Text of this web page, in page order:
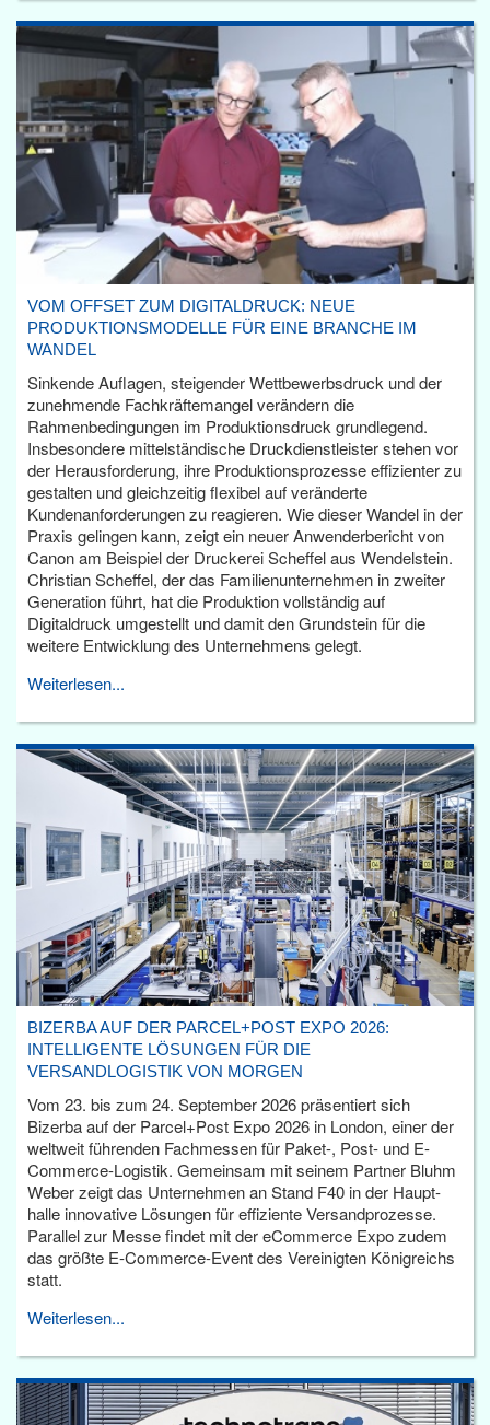
VOM OFFSET ZUM DIGITALDRUCK: NEUE
PRODUKTIONSMODELLE FÜR EINE BRANCHE IM
WANDEL
Sinkende Auflagen, steigender Wettbewerbsdruck und der
zunehmende Fachkräftemangel verändern die
Rahmenbedingungen im Produktionsdruck grundlegend.
Insbesondere mittelständische Druckdienstleister stehen vor
der Herausforderung, ihre Produktionsprozesse effizienter zu
gestalten und gleichzeitig flexibel auf veränderte
Kundenanforderungen zu reagieren. Wie dieser Wandel in der
Praxis gelingen kann, zeigt ein neuer Anwenderbericht von
Canon am Beispiel der Druckerei Scheffel aus Wendelstein.
Christian Scheffel, der das Familienunternehmen in zweiter
Generation führt, hat die Produktion vollständig auf
Digitaldruck umgestellt und damit den Grundstein für die
weitere Entwicklung des Unternehmens gelegt.
Weiterlesen...
BIZERBA AUF DER PARCEL+POST EXPO 2026:
INTELLIGENTE LÖSUNGEN FÜR DIE
VERSANDLOGISTIK VON MORGEN
Vom 23. bis zum 24. September 2026 präsentiert sich
Bizerba auf der Parcel+Post Expo 2026 in London, einer der
weltweit führenden Fachmessen für Paket-, Post- und E-
Commerce-Logistik. Gemeinsam mit seinem Partner Bluhm
Weber zeigt das Unternehmen an Stand F40 in der Haupt­
halle innovative Lösungen für effiziente Versandprozesse.
Parallel zur Messe findet mit der eCommerce Expo zudem
das größte E-Commerce-Event des Vereinigten Königreichs
statt.
Weiterlesen...